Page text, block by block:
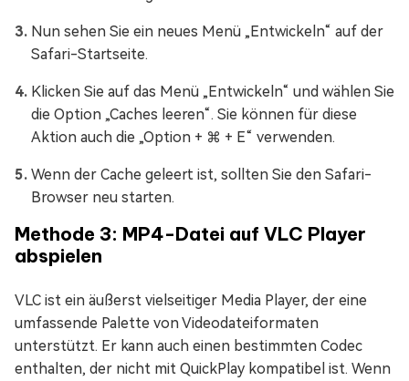
Nun sehen Sie ein neues Menü „Entwickeln“ auf der
Safari-Startseite.
Klicken Sie auf das Menü „Entwickeln“ und wählen Sie
die Option „Caches leeren“. Sie können für diese
Aktion auch die „Option + ⌘ + E“ verwenden.
Wenn der Cache geleert ist, sollten Sie den Safari-
Browser neu starten.
Methode 3: MP4-Datei auf VLC Player
abspielen
VLC ist ein äußerst vielseitiger Media Player, der eine
umfassende Palette von Videodateiformaten
unterstützt. Er kann auch einen bestimmten Codec
enthalten, der nicht mit QuickPlay kompatibel ist. Wenn